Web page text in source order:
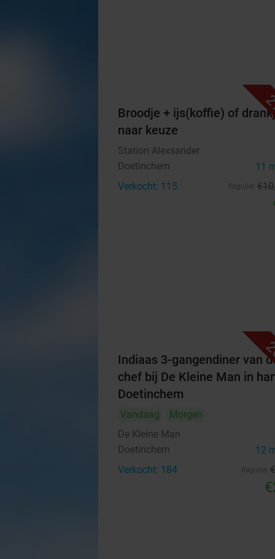
Broodje + ijs(koffie) of
naar keuze
Station Alexsander
Doetinchem 11
Verkocht: 115 €10
Indiaas 3-gangendiner van
chef bij De Kleine Man in
Doetinchem
Vandaag
Morgen
De Kleine Man
Doetinchem 12
Verkocht: 184